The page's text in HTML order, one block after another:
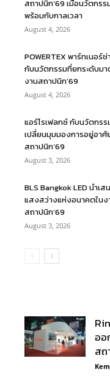
สถาปนิก’69 เมื่อนวัตกรร
พร้อมกับกาลเวลา
August 4, 2026
POWERTEX พาร์ทเนอร์
กับนวัตกรรมที่ยกระดับมา
งานสถาปนิก’69
August 4, 2026
แอร์โรเฟลกซ์ กับนวัตกร
เปลี่ยนมุมมองการอยู่อาศั
สถาปนิก’69
August 3, 2026
BLS Bangkok LED นำเ
แสงสว่างแห่งอนาคตในง
สถาปนิก’69
August 3, 2026
ออ
สถ